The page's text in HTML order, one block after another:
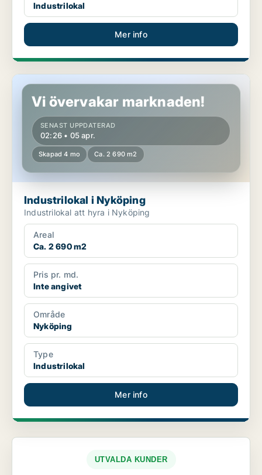
Industrilokal
Mer info
Industrilokal i Nyköping
Vi övervakar marknaden!
SENAST UPPDATERAD
02:26 • 05 apr.
Skapad 4 mo Ca. 2 690 m2
Industrilokal i Nyköping
Industrilokal att hyra i Nyköping
Areal
Ca. 2 690 m2
Pris pr. md.
Inte angivet
Område
Nyköping
Type
Industrilokal
Mer info
UTVALDA KUNDER